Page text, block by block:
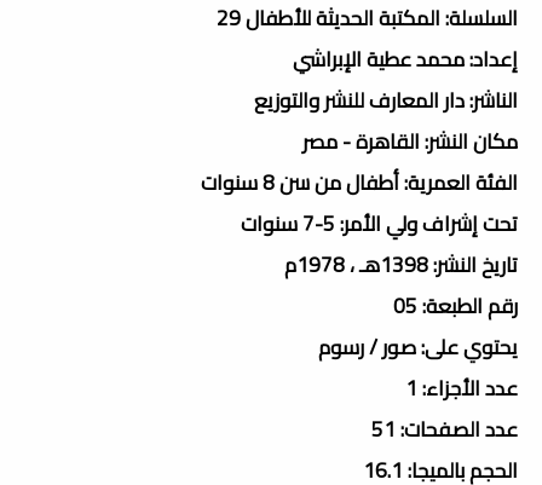
السلسلة: المكتبة الحديثة للأطفال 29
إعداد: محمد عطية الإبراشي
الناشر: دار المعارف للنشر والتوزيع
مكان النشر: القاهرة - مصر
الفئة العمرية: أطفال من سن 8 سنوات
تحت إشراف ولي الأمر: 5-7 سنوات
تاريخ النشر: 1398هـ ، 1978م
رقم الطبعة: 05
يحتوي على: صور / رسوم
عدد الأجزاء: 1
عدد الصفحات: 51
الحجم بالميجا: 16.1